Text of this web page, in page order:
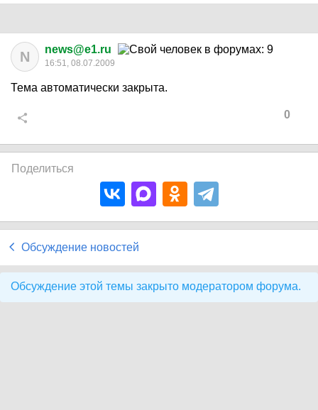
N news@e1.ru
16:51, 08.07.2009
Тема автоматически закрыта.
0
Поделиться
Обсуждение новостей
Обсуждение этой темы закрыто модератором форума.